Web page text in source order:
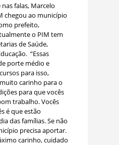
falas, Marcelo
chegou ao município
prefeito,
o PIM tem
de Saúde,
“Essas
porte médio e
para isso,
carinho para o
para que vocês
trabalho. Vocês
é que estão
das famílias. Se não
precisa aportar.
carinho, cuidado